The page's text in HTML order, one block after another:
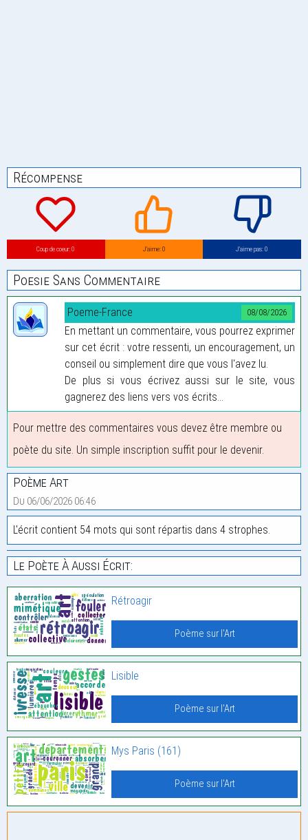
Récompense
Coup de coeur: 0 J’aime: 0 J’aime pas: 0
Poesie Sans Commentaire
08/08/2026
Poeme-France
En mettant un commentaire, vous pourrez exprimer
sur cet écrit : votre ressenti, un encouragement, un
conseil ou simplement dire que vous l'avez lu.
De plus si vous écrivez aussi sur le site, vous
gagnerez des liens vers vos écrits...
Pour mettre des commentaires vous devez être membre ou
poète du site. Un simple inscription suffit pour le devenir.
Poème Art
Du 06/06/2026 06:46
L'écrit contient 54 mots qui sont répartis dans 4 strophes.
Le Poète À Aussi Écrit:
Rétroagir
Poème sur l'Art
Lisible
Poème sur l'Art
Mys Paris (161)
Poème sur l'Art